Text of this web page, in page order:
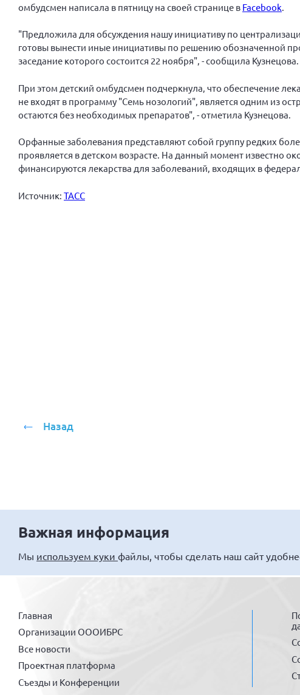
омбудсмен написала в пятницу на своей странице в Facebook
"Предложила для обсуждения нашу инициативу по
готовы вынести иные инициативы по решению обозначенной
заседание которого состоится 22 ноября", - сообщила Кузнецова.
При этом детский омбудсмен подчеркнула, что обеспечение
не входят в программу "Семь нозологий", является одним из
остаются без необходимых препаратов", - отметила Кузнецова.
Орфанные заболевания представляют собой группу редких
проявляется в детском возрасте. На данный момент известно
финансируются лекарства для заболеваний, входящих в
Источник: ТАСС
Назад
Важная информация
Мы используем куки файлы, чтобы сделать наш сайт
Главная
Организации ОООИБРС
Все новости
Проектная платформа
Съезды и Конференции